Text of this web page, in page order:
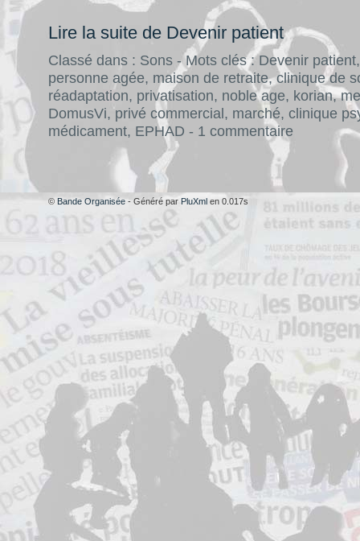
Lire la suite de Devenir patient
Classé dans : Sons - Mots clés :Devenir patient
personne agée, maison de retraite,clinique de
réadaptation, privatisation, noble age, korian,
DomusVi,privé commercial, marché, clinique
médicament, EPHAD - 1 commentaire
© Bande Organisée - Généré par PluXml en 0.017s